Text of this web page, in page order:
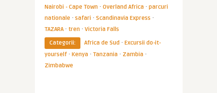
Nairobi - Cape Town· Overland Africa· parcuri
nationale· safari· Scandinavia Express ·
TAZARA· tren· Victoria Falls
Categorii:
Africa de Sud· Excursii do-it-
yourself· Kenya· Tanzania· Zambia·
Zimbabwe